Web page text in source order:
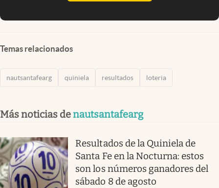
Temas relacionados
nautsantafearg quiniela resultados loteria
Más noticias denautsantafearg
Resultados de la Quiniela de
Santa Fe en la Nocturna: estos
son los números ganadores del
sábado 8 de agosto